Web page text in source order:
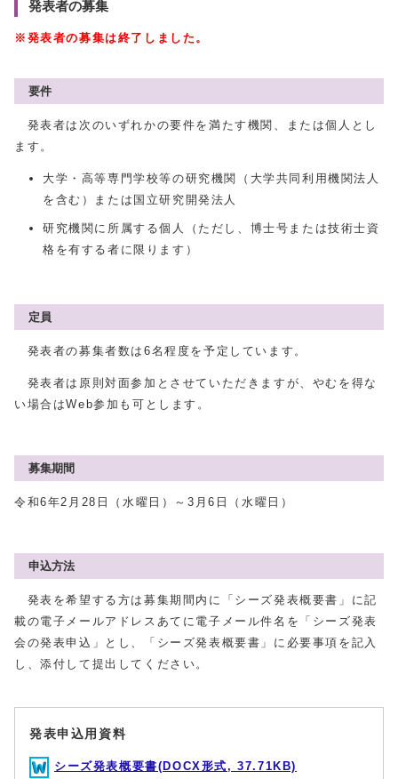
発表者の募集
※発表者の募集は終了しました。
要件
発表者は次のいずれかの要件を満たす機関、または個人とし
ます。
大学・高等専門学校等の研究機関（大学共同利用機関法人
を含む）または国立研究開発法人
研究機関に所属する個人（ただし、博士号または技術士資
格を有する者に限ります）
定員
発表者の募集者数は6名程度を予定しています。
発表者は原則対面参加とさせていただきますが、やむを得な
い場合はWeb参加も可とします。
募集期間
令和6年2月28日（水曜日）～3月6日（水曜日）
申込方法
発表を希望する方は募集期間内に「シーズ発表概要書」に記
載の電子メールアドレスあてに電子メール件名を「シーズ発表
会の発表申込」とし、「シーズ発表概要書」に必要事項を記入
し、添付して提出してください。
発表申込用資料
シーズ発表概要書(DOCX形式, 37.71KB)